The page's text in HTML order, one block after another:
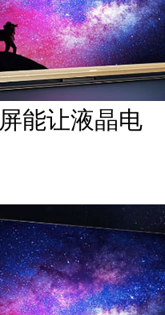
能让液晶电